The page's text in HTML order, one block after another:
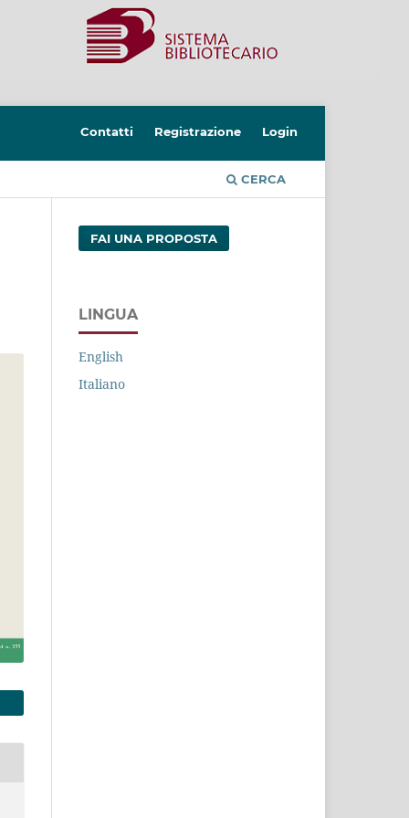
CERCA
Contatti Registrazione Login
FAI UNA PROPOSTA
LINGUA
English
Italiano